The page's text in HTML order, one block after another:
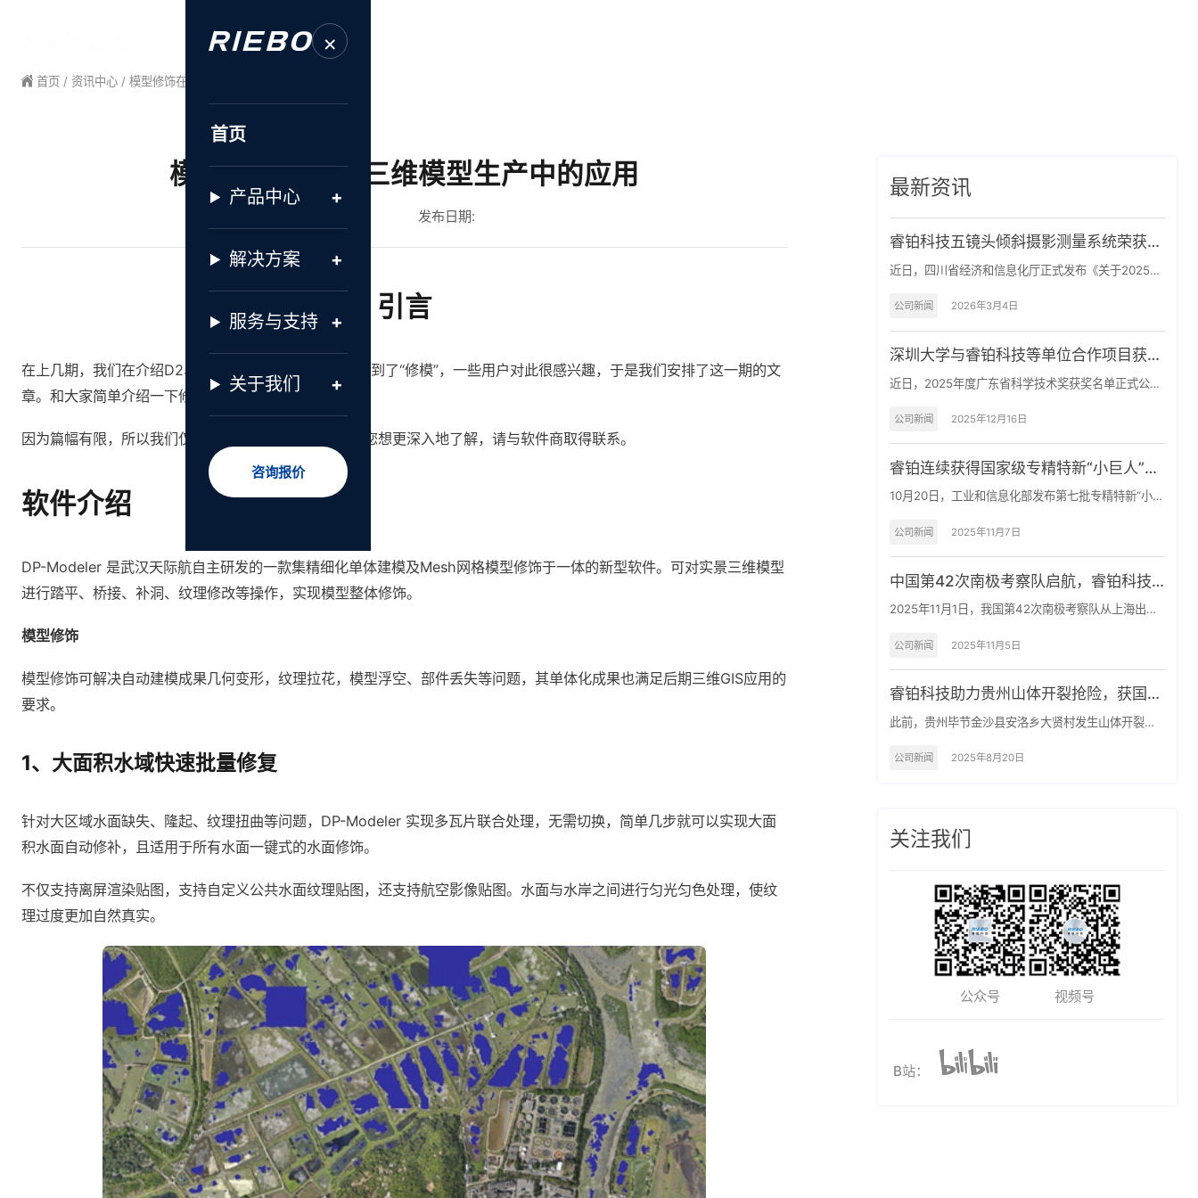
×
首页
产品中心
解决方案
服务与支持
关于我们
咨询报价
首页/ 资讯中心/ 模型修饰在实景三维模型生产中的应用
模型修饰在实景三维模型生产中的应用
发布日期:
引言
在上几期，我们在介绍D2、DG3相机的设计理念时，提到了“修模”，一些用户对此很感兴趣，于是我们安排了这一期的文
章。和大家简单介绍一下修模的应用与部分操作过程。
因为篇幅有限，所以我们仅介绍几个方面的应用。如果您想更深入地了解，请与软件商取得联系。
软件介绍
DP-Modeler 是武汉天际航自主研发的一款集精细化单体建模及Mesh网格模型修饰于一体的新型软件。可对实景三维模型
进行踏平、桥接、补洞、纹理修改等操作，实现模型整体修饰。
模型修饰
模型修饰可解决自动建模成果几何变形，纹理拉花，模型浮空、部件丢失等问题，其单体化成果也满足后期三维GIS应用的
要求。
1、大面积水域快速批量修复
针对大区域水面缺失、隆起、纹理扭曲等问题，DP-Modeler 实现多瓦片联合处理，无需切换，简单几步就可以实现大面
积水面自动修补，且适用于所有水面一键式的水面修饰。
不仅支持离屏渲染贴图，支持自定义公共水面纹理贴图，还支持航空影像贴图。水面与水岸之间进行匀光匀色处理，使纹
理过度更加自然真实。
最新资讯
睿铂科技五镜头倾斜摄影测量系统荣获重
大技术装备“省内首台套”认定
近日，四川省经济和信息化厅正式发布《关于2025年
次产品的公示》…
公司新闻 2026年3月4日
深圳大学与睿铂科技等单位合作项目获
2025年广东省科学技术奖
近日，2025年度广东省科学技术奖获奖名单正式公
的“全空间毫米精度实景获取技术”项目荣获“技术发明
发明专利授权。
公司新闻 2025年12月16日
睿铂连续获得国家级专精特新“小巨人”企
业认定
10月20日，工业和信息化部发布第七批专精特新“小巨
单。成…
公司新闻 2025年11月7日
中国第42次南极考察队启航，睿铂科技
再助极地智能化探索
2025年11月1日，我国第42次南极考察队从上海出
建设与系统优…
公司新闻 2025年11月5日
睿铂科技助力贵州山体开裂抢险，获国家
应急管理部大数据中心致谢
此前，贵州毕节金沙县安洛乡大贤村发生山体开裂，
大数据中心接报…
公司新闻 2025年8月20日
关注我们
公众号 视频号
B站：